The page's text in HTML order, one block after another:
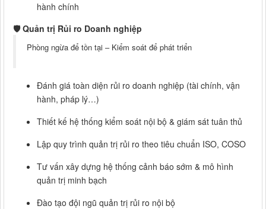
hành chính
🛡️Quản trị Rủi ro Doanh nghiệp
Phòng ngừa để tồn tại – Kiểm soát để phát triển
Đánh giá toàn diện rủi ro doanh nghiệp (tài chính, vận
hành, pháp lý…)
Thiết kế hệ thống kiểm soát nội bộ & giám sát tuân thủ
Lập quy trình quản trị rủi ro theo tiêu chuẩn ISO, COSO
Tư vấn xây dựng hệ thống cảnh báo sớm & mô hình
quản trị minh bạch
Đào tạo đội ngũ quản trị rủi ro nội bộ